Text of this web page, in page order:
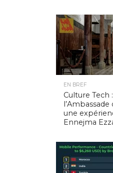
EN BREF
Culture Tech
une
Ennejma